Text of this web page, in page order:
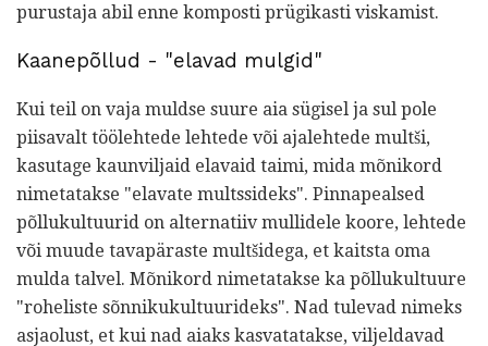
purustaja abil enne komposti prügikasti viskamist.
Kaanepõllud - "elavad mulgid"
Kui teil on vaja muldse suure aia sügisel ja sul pole
piisavalt töölehtede lehtede või ajalehtede multši,
kasutage kaunviljaid elavaid taimi, mida mõnikord
nimetatakse "elavate multssideks". Pinnapealsed
põllukultuurid on alternatiiv mullidele koore, lehtede
või muude tavapäraste multšidega, et kaitsta oma
mulda talvel. Mõnikord nimetatakse ka põllukultuure
"roheliste sõnnikukultuurideks". Nad tulevad nimeks
asjaolust, et kui nad aiaks kasvatatakse, viljeldavad